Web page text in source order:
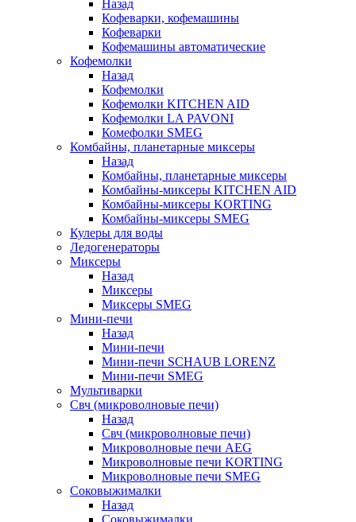
Назад
Кофеварки, кофемашины
Кофеварки
Кофемашины автоматические
Кофемолки
Назад
Кофемолки
Кофемолки KITCHEN AID
Кофемолки LA PAVONI
Комефолки SMEG
Комбайны, планетарные миксеры
Назад
Комбайны, планетарные миксеры
Комбайны-миксеры KITCHEN AID
Комбайны-миксеры KORTING
Комбайны-миксеры SMEG
Кулеры для воды
Ледогенераторы
Миксеры
Назад
Миксеры
Миксеры SMEG
Мини-печи
Назад
Мини-печи
Мини-печи SCHAUB LORENZ
Мини-печи SMEG
Мультиварки
Свч (микроволновые печи)
Назад
Свч (микроволновые печи)
Микроволновые печи AEG
Микроволновые печи KORTING
Микроволновые печи SMEG
Соковыжималки
Назад
Соковыжималки